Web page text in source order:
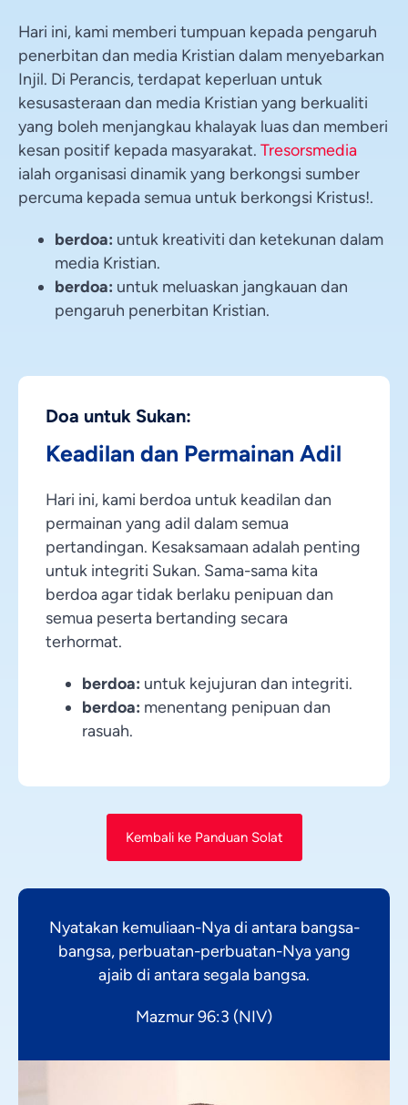
Hari ini, kami memberi tumpuan kepada pengaruh
penerbitan dan media Kristian dalam menyebarkan
Injil. Di Perancis, terdapat keperluan untuk
kesusasteraan dan media Kristian yang berkualiti
yang boleh menjangkau khalayak luas dan memberi
kesan positif kepada masyarakat. Tresorsmedia
ialah organisasi dinamik yang berkongsi sumber
percuma kepada semua untuk berkongsi Kristus!.
berdoa: untuk kreativiti dan ketekunan dalam
media Kristian.
berdoa: untuk meluaskan jangkauan dan
pengaruh penerbitan Kristian.
Doa untuk Sukan:
Keadilan dan Permainan Adil
Hari ini, kami berdoa untuk keadilan dan
permainan yang adil dalam semua
pertandingan. Kesaksamaan adalah penting
untuk integriti Sukan. Sama-sama kita
berdoa agar tidak berlaku penipuan dan
semua peserta bertanding secara
terhormat.
berdoa: untuk kejujuran dan integriti.
berdoa: menentang penipuan dan
rasuah.
Kembali ke Panduan Solat
Nyatakan kemuliaan-Nya di antara bangsa-
bangsa, perbuatan-perbuatan-Nya yang
ajaib di antara segala bangsa.
Mazmur 96:3 (NIV)